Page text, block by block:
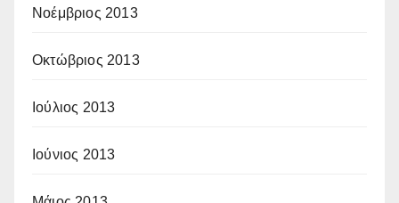
Νοέμβριος 2013
Οκτώβριος 2013
Ιούλιος 2013
Ιούνιος 2013